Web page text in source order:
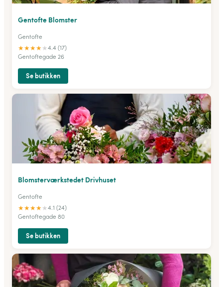
Gentofte Blomster
Gentofte
★★★★★4.4 (17)
Gentoftegade 26
Se butikken
Blomsterværkstedet Drivhuset
Gentofte
★★★★★4.1 (24)
Gentoftegade 80
Se butikken